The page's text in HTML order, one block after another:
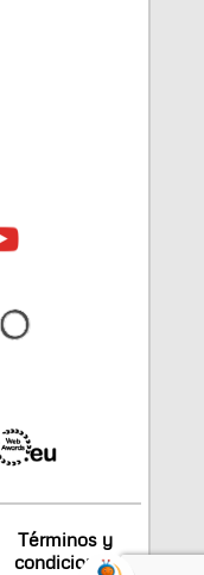
Términos y
condiciones